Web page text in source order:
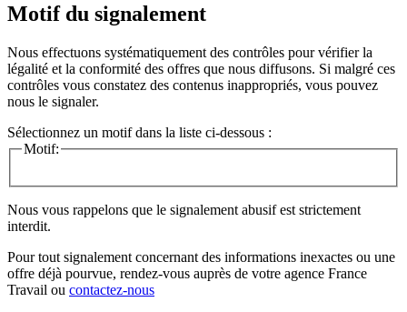
Motif du signalement
Nous effectuons systématiquement des contrôles pour vérifier la
légalité et la conformité des offres que nous diffusons. Si malgré ces
contrôles vous constatez des contenus inappropriés, vous pouvez
nous le signaler.
Sélectionnez un motif dans la liste ci-dessous :
Motif:
Nous vous rappelons que le signalement abusif est strictement
interdit.
Pour tout signalement concernant des informations inexactes ou une
offre déjà pourvue, rendez-vous auprès de votre agence France
Travail ou contactez-nous